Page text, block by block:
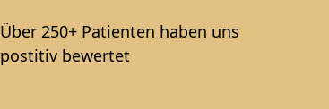
Über 250+ Patienten haben uns
postitiv bewertet